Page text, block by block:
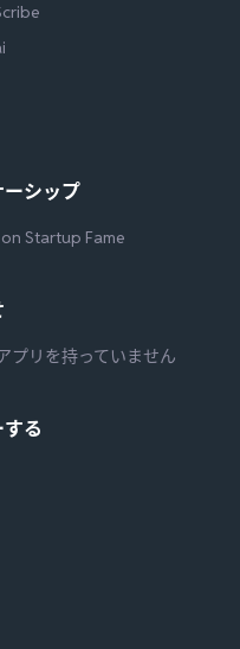
シップ
Startup Fame
プリを持っていません
る